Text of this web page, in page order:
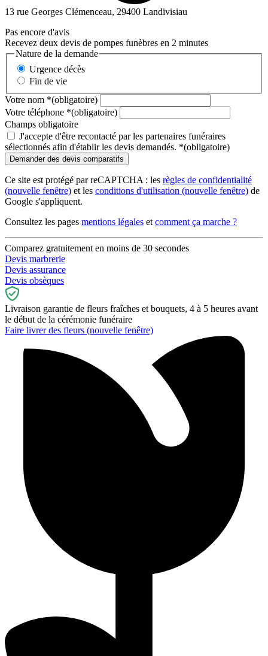
13 rue Georges Clémenceau, 29400 Landivisiau
Pas encore d'avis
Recevez deux devis de pompes funèbres en 2 minutes
Nature de la demande
Urgence décès
Fin de vie
Votre nom *(obligatoire)
Votre téléphone *(obligatoire)
Champs obligatoire
J'accepte d'être recontacté par les partenaires funéraires
sélectionnés afin d'établir les devis demandés. *(obligatoire)
Ce site est protégé par reCAPTCHA : les règles de confidentialité
(nouvelle fenêtre) et les conditions d'utilisation (nouvelle fenêtre) de
Google s'appliquent.
Consultez les pages mentions légales et comment ça marche ?
Comparez gratuitement en moins de 30 secondes
Devis marbrerie
Devis assurance
Devis obsèques
Livraison garantie de fleurs fraîches et bouquets, 4 à 5 heures avant
le début de la cérémonie funéraire
Faire livrer des fleurs (nouvelle fenêtre)